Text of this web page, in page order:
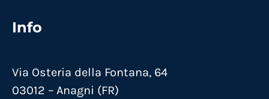
Info
Via Osteria della Fontana, 64
03012 – Anagni (FR)